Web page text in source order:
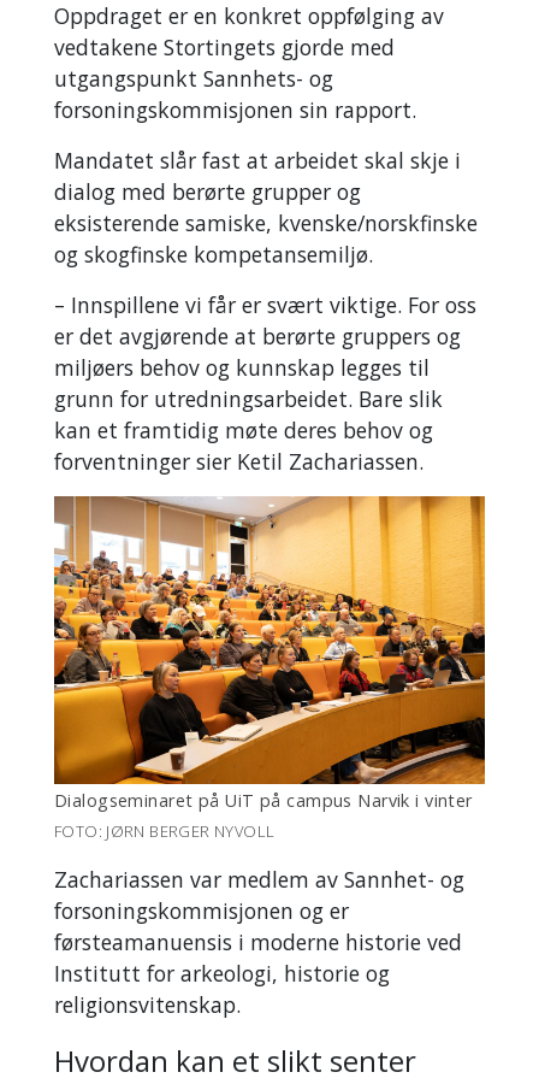
Oppdraget er en konkret oppfølging av
vedtakene Stortingets gjorde med
utgangspunkt Sannhets- og
forsoningskommisjonen sin rapport.
Mandatet slår fast at arbeidet skal skje i
dialog med berørte grupper og
eksisterende samiske, kvenske/norskfinske
og skogfinske kompetansemiljø.
– Innspillene vi får er svært viktige. For oss
er det avgjørende at berørte gruppers og
miljøers behov og kunnskap legges til
grunn for utredningsarbeidet. Bare slik
kan et framtidig møte deres behov og
forventninger sier Ketil Zachariassen.
Dialogseminaret på UiT på campus Narvik i vinter
FOTO: JØRN BERGER NYVOLL
Zachariassen var medlem av Sannhet- og
forsoningskommisjonen og er
førsteamanuensis i moderne historie ved
Institutt for arkeologi, historie og
religionsvitenskap.
Hvordan kan et slikt senter